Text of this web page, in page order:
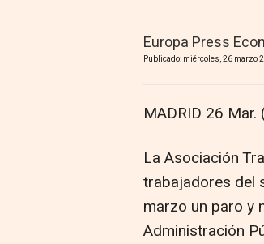
Europa Press
Publicado: miércoles, 26 marzo
MADRID 26 Mar.
La Asociación
trabajadores del
marzo un paro y
Administración